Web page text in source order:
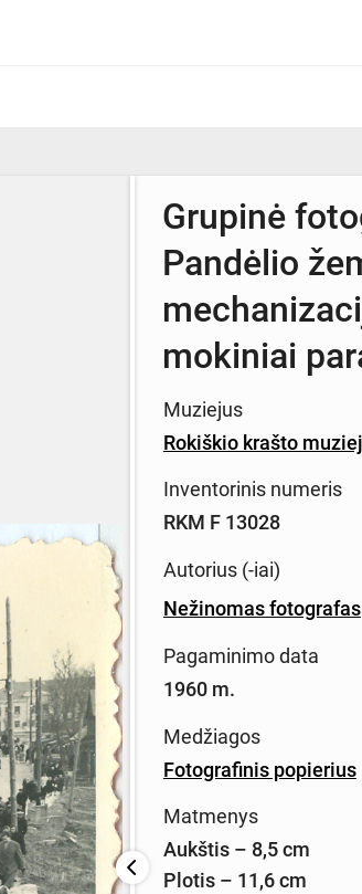
Grupinė
Pandėlio
mokiniai
Muziejus
Rokiškio krašto
Inventorinis numeris
RKM F 13028
Autorius (-iai)
Nežinomas fotografas
Pagaminimo data
1960 m.
Medžiagos
Fotografinis popierius
Matmenys
Aukštis – 8,5 cm
Plotis – 11,6 cm